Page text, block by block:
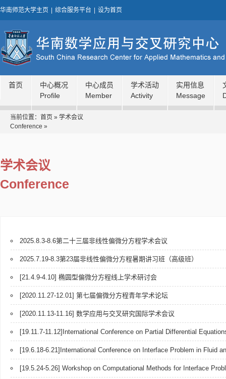
华南师范大学主页 综合服务平台 设为首页
首页
中心概况
Profile
中心成员
Member
学术活动
Activity
实用信息
Message
当前位置： 首页 » 学术会议
Conference »
学术会议
Conference
2025.8.3-8.6第二十三届非线性偏微分方程学术会议
2025.7.19-8.3第23届非线性偏微分方程暑期讲习班（高级班）
[21.4.9-4.10] 椭圆型偏微分方程线上学术研讨会
[2020.11.27-12.01] 第七届偏微分方程青年学术论坛
[2020.11.13-11.16] 数学应用与交叉研究国际学术会议
[19.11.7-11.12]International Conference on Partial Differential
[19.6.18-6.21]International Conference on Interface Problem in Fluid
[19.5.24-5.26] Workshop on Computational Methods for Interface